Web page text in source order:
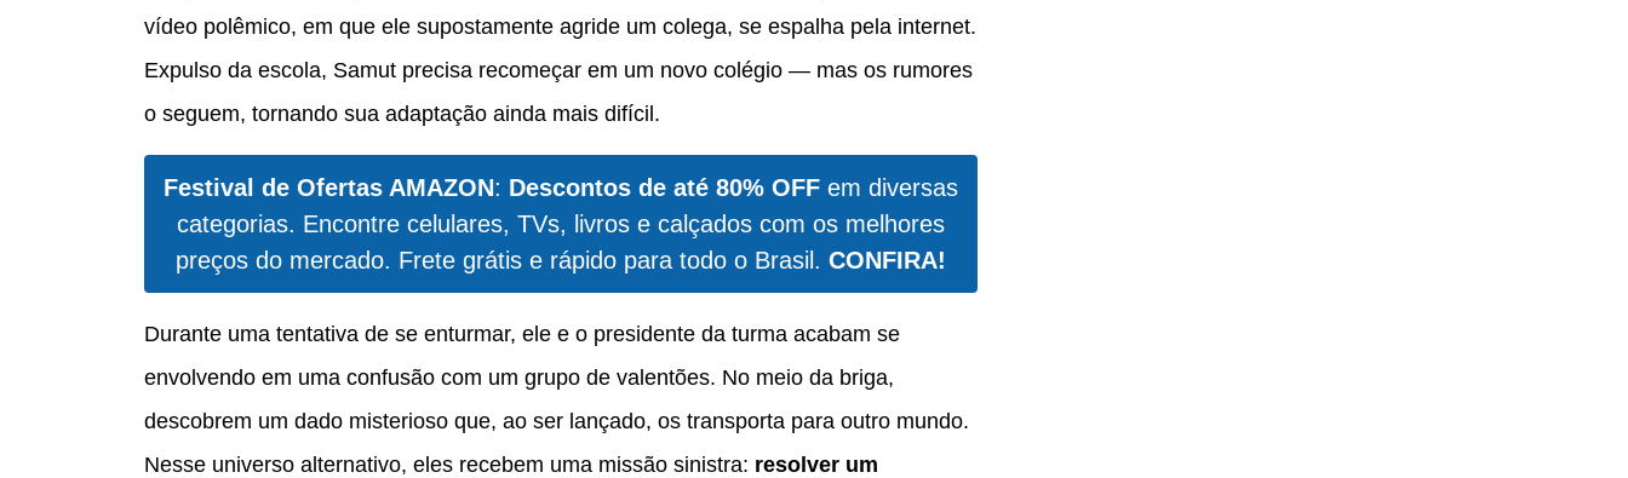
vídeo polêmico, em que ele supostamente agride um colega, se espalha pela internet.
Expulso da escola, Samut precisa recomeçar em um novo colégio — mas os rumores
o seguem, tornando sua adaptação ainda mais difícil.
Festival de Ofertas AMAZON: Descontos de até 80% OFFem diversas
categorias. Encontre celulares, TVs, livros e calçados com os melhores
preços do mercado. Frete grátis e rápido para todo o Brasil. CONFIRA!
Durante uma tentativa de se enturmar, ele e o presidente da turma acabam se
envolvendo em uma confusão com um grupo de valentões. No meio da briga,
descobrem um dado misterioso que, ao ser lançado, os transporta para outro mundo.
Nesse universo alternativo, eles recebem uma missão sinistra: resolver um